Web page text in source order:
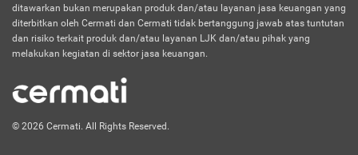
ditawarkan bukan merupakan produk dan/atau layanan jasa keuangan yang
diterbitkan oleh Cermati dan Cermati tidak bertanggung jawab atas tuntutan
dan risiko terkait produk dan/atau layanan LJK dan/atau pihak yang
melakukan kegiatan di sektor jasa keuangan.
© 2026 Cermati. All Rights Reserved.